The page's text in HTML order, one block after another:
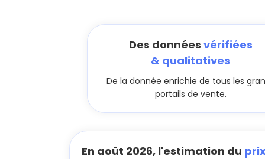
Des données vérifiées
& qualitatives
De la donnée enrichie de tous les
portails de vente.
En août 2026, l'estimation du